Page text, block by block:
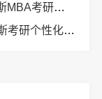
导领先品牌
性化定制课程